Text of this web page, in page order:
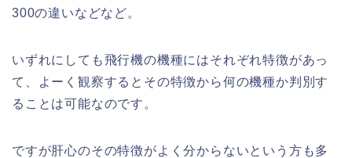
300の違いなどなど。
いずれにしても飛行機の機種にはそれぞれ特徴があっ
て、よーく観察するとその特徴から何の機種か判別す
ることは可能なのです。
ですが肝心のその特徴がよく分からないという方も多